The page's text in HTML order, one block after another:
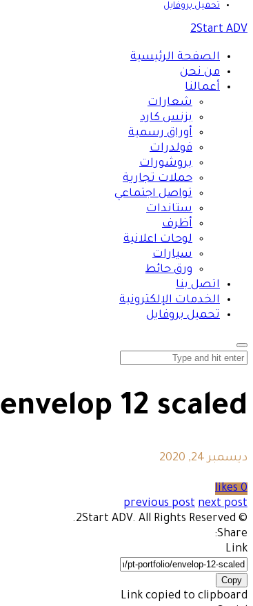
تحميل بروفايل
2Start ADV
الصفحة الرئيسية
من نحن
أعمالنا
شعارات
بزنس كارد
أوراق رسمية
فولدرات
بروشورات
حملات تجارية
تواصل اجتماعي
ستاندات
أظرف
لوحات اعلانية
سيارات
ورق حائط
اتصل بنا
الخدمات الإلكترونية
تحميل بروفايل
envelop 12 scaled
ديسمبر 24, 2020
0 likes
previous post next post
© 2Start ADV. All Rights Reserved.
Share:
Link
Copy
Link copied to clipboard